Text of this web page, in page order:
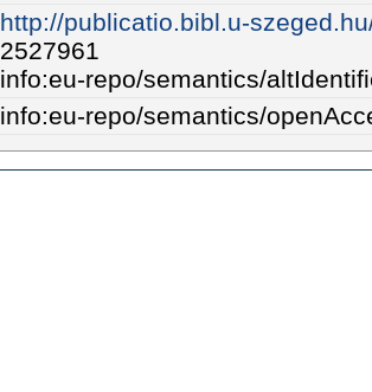
http://publicatio.bibl.u-
2527961
info:eu-repo/semantics/
info:eu-repo/semantics/